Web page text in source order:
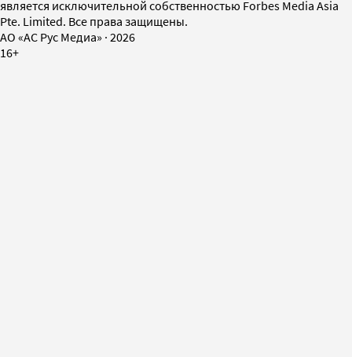
является исключительной собственностью Forbes Media Asia
Pte. Limited. Все права защищены.
AO «АС Рус Медиа» · 2026
16+